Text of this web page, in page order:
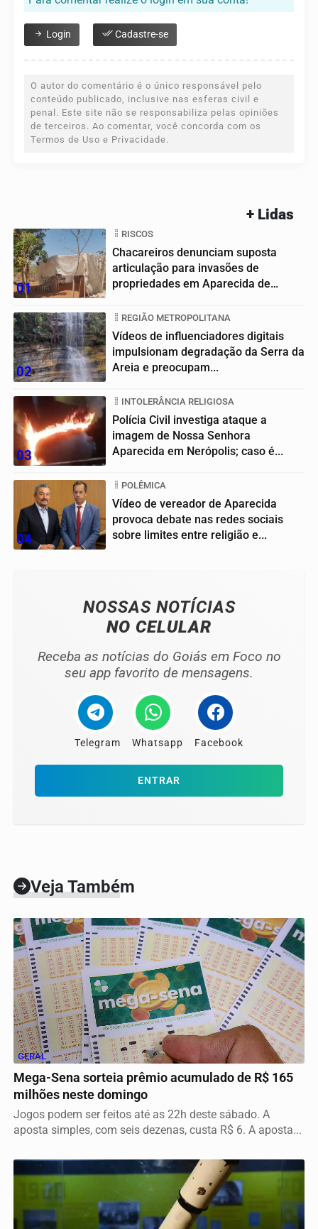
Login Cadastre-se
O autor do comentário é o único responsável pelo
conteúdo publicado, inclusive nas esferas civil e
penal. Este site não se responsabiliza pelas opiniões
de terceiros. Ao comentar, você concorda com os
Termos de Uso e Privacidade.
+ Lidas
01
RISCOS
Chacareiros denunciam suposta
articulação para invasões de
propriedades em Aparecida de
02
REGIÃO METROPOLITANA
Vídeos de influenciadores digitais
impulsionam degradação da Serra da
Areia e preocupam...
03
INTOLERÂNCIA RELIGIOSA
Polícia Civil investiga ataque a
imagem de Nossa Senhora
Aparecida em Nerópolis; caso é...
04
POLÊMICA
Vídeo de vereador de Aparecida
provoca debate nas redes sociais
sobre limites entre religião e...
NOSSAS NOTÍCIAS
NO CELULAR
Receba as notícias do Goiás em Foco no
seu app favorito de mensagens.
Telegram Whatsapp Facebook
ENTRAR
Veja Também
GERAL
Mega-Sena sorteia prêmio acumulado de R$ 165
milhões neste domingo
Jogos podem ser feitos até as 22h deste sábado. A
aposta simples, com seis dezenas, custa R$ 6. A aposta...